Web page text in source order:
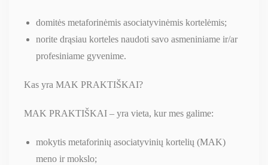
domitės metaforinėmis asociatyvinėmis kortelėmis;
norite drąsiau korteles naudoti savo asmeniniame ir/ar
profesiniame gyvenime.
Kas yra MAK PRAKTIŠKAI?
MAK PRAKTIŠKAI – yra vieta, kur mes galime:
mokytis metaforinių asociatyvinių kortelių (MAK)
meno ir mokslo;